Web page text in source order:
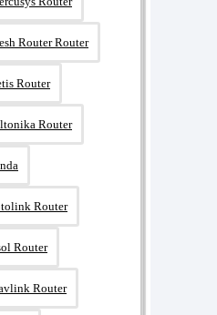
Router Router
Router
Router
Router
Router
Router